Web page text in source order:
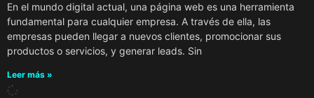
En el mundo digital actual, una página web es una herramienta
fundamental para cualquier empresa. A través de ella, las
empresas pueden llegar a nuevos clientes, promocionar sus
productos o servicios, y generar leads. Sin
Leer más »